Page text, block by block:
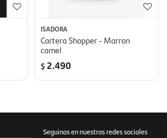
ISADORA
Cartera Shopper - Marron
camel
$2.490
Seguinos en nuestras redes sociales